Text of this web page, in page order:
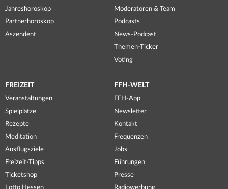
Jahreshoroskop
Partnerhoroskop
Aszendent
Moderatoren & Team
Podcasts
News-Podcast
Themen-Ticker
Voting
FREIZEIT
Veranstaltungen
Spielplätze
Rezepte
Meditation
Ausflugsziele
Freizeit-Tipps
Ticketshop
Lotto Hessen
FFH-WELT
FFH-App
Newsletter
Kontakt
Frequenzen
Jobs
Führungen
Presse
Radiowerbung